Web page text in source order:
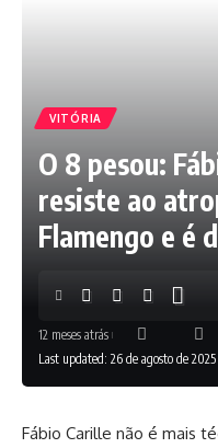
VITÓRIA
O 8 pesou:
resiste ao
Flamengo e é
Last updated: 26 de agosto de
12 meses atrás
Fábio Carille não é mais